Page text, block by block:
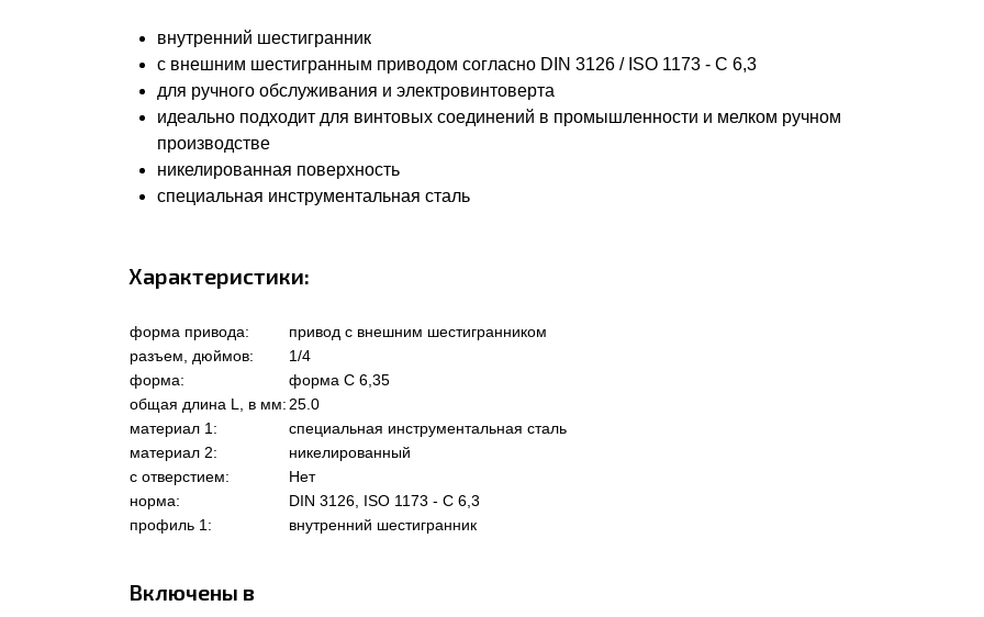
внутренний шестигранник
с внешним шестигранным приводом согласно DIN 3126 / ISO 1173 - C 6,3
для ручного обслуживания и электровинтоверта
идеально подходит для винтовых соединений в промышленности и мелком ручном
производстве
никелированная поверхность
специальная инструментальная сталь
Характеристики:
форма привода:
привод с внешним шестигранником
разъем, дюймов:
1/4
форма:
форма C 6,35
общая длина L, в мм: 25.0
материал 1:
специальная инструментальная сталь
материал 2:
никелированный
с отверстием:
Нет
норма:
DIN 3126, ISO 1173 - C 6,3
профиль 1:
внутренний шестигранник
Включены в